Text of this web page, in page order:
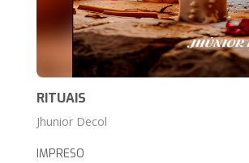
RITUAIS
Jhunior Decol
IMPRESO